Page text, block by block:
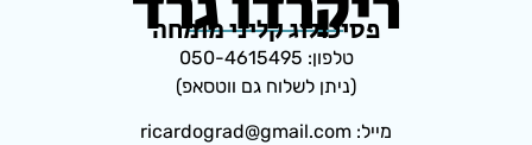
פסיכולוג קליני מומחה
טלפון: 050-4615495
(ניתן לשלוח גם ווטסאפ)
מייל: ricardograd@gmail.com